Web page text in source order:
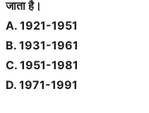
जाता है।
A. 1921-1951
B. 1931-1961
C. 1951-1981
D. 1971-1991